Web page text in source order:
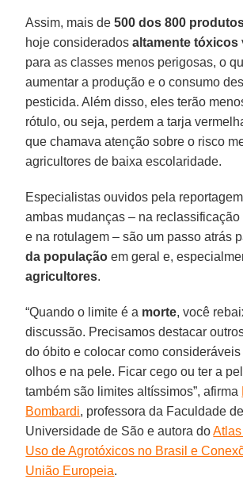
Assim, mais de500 dos 800
hoje consideradosaltamente tóxicos
para as classes menos perigosas, o
aumentar a produção e o consumo
pesticida. Além disso, eles terão
rótulo, ou seja, perdem a tarja
que chamava atenção sobre o risco
agricultores de baixa escolaridade.
Especialistas ouvidos pela
ambas mudanças – na
e na rotulagem – são um passo atrás
da população em geral e,
agricultores.
“Quando o limite é a morte, você
discussão. Precisamos destacar
do óbito e colocar como
olhos e na pele. Ficar cego ou ter a
também são limites altíssimos”, afirma
Bombardi, professora da Faculdade
Universidade de São e autora do
Uso de Agrotóxicos no Brasil e
União Europeia.